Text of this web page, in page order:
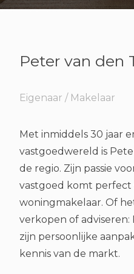
Peter van den
Eigenaar / Makelaar
Met inmiddels 30 jaar
vastgoedwereld is
de regio. Zijn passie
vastgoed komt perfect
woningmakelaar. Of
verkopen of
zijn persoonlijke
kennis van de markt.